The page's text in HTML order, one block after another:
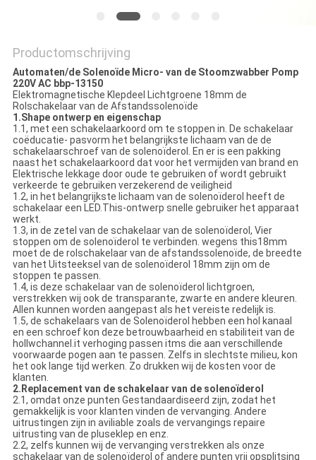
Productomschrijving
Automaten/de Solenoïde Micro- van de Stoomzwabber Pomp
220V AC bbp-13150
Elektromagnetische Klepdeel Lichtgroene 18mm de
Rolschakelaar van de Afstandssolenoïde
1.Shape ontwerp en eigenschap
1.1, met een schakelaarkoord om te stoppen in. De schakelaar
coëducatie- pasvorm het belangrijkste lichaam van de de
schakelaarschroef van de solenoïderol. En er is een pakking
naast het schakelaarkoord dat voor het vermijden van brand en
Elektrische lekkage door oude te gebruiken of wordt gebruikt
verkeerde te gebruiken verzekerend de veiligheid
1.2, in het belangrijkste lichaam van de solenoïderol heeft de
schakelaar een LED.This-ontwerp snelle gebruiker het apparaat
werkt.
1.3, in de zetel van de schakelaar van de solenoïderol, Vier
stoppen om de solenoïderol te verbinden. wegens this18mm
moet de de rolschakelaar van de afstandssolenoïde, de breedte
van het Uitsteeksel van de solenoïderol 18mm zijn om de
stoppen te passen.
1.4, is deze schakelaar van de solenoïderol lichtgroen,
verstrekken wij ook de transparante, zwarte en andere kleuren.
Allen kunnen worden aangepast als het vereiste redelijk is.
1.5, de schakelaars van de Solenoïderol hebben een hol kanaal
en een schroef kon deze betrouwbaarheid en stabiliteit van de
hollwchannel.it verhoging passen itms die aan verschillende
voorwaarde pogen aan te passen. Zelfs in slechtste milieu, kon
het ook lange tijd werken. Zo drukken wij de kosten voor de
klanten.
2.Replacement van de schakelaar van de solenoïderol
2.1, omdat onze punten Gestandaardiseerd zijn, zodat het
gemakkelijk is voor klanten vinden de vervanging. Andere
uitrustingen zijn in aviliable zoals de vervangings repaire
uitrusting van de pluseklep en enz.
2.2, zelfs kunnen wij de vervanging verstrekken als onze
schakelaar van de solenoïderol of andere punten vrij opsplitsing